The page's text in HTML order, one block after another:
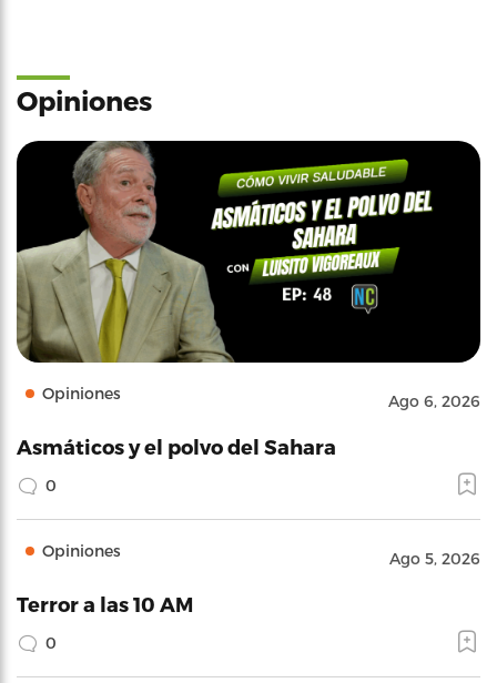
Opiniones
Opiniones Ago 6, 2026
Asmáticos y el polvo del Sahara
0
Opiniones Ago 5, 2026
Terror a las 10 AM
0